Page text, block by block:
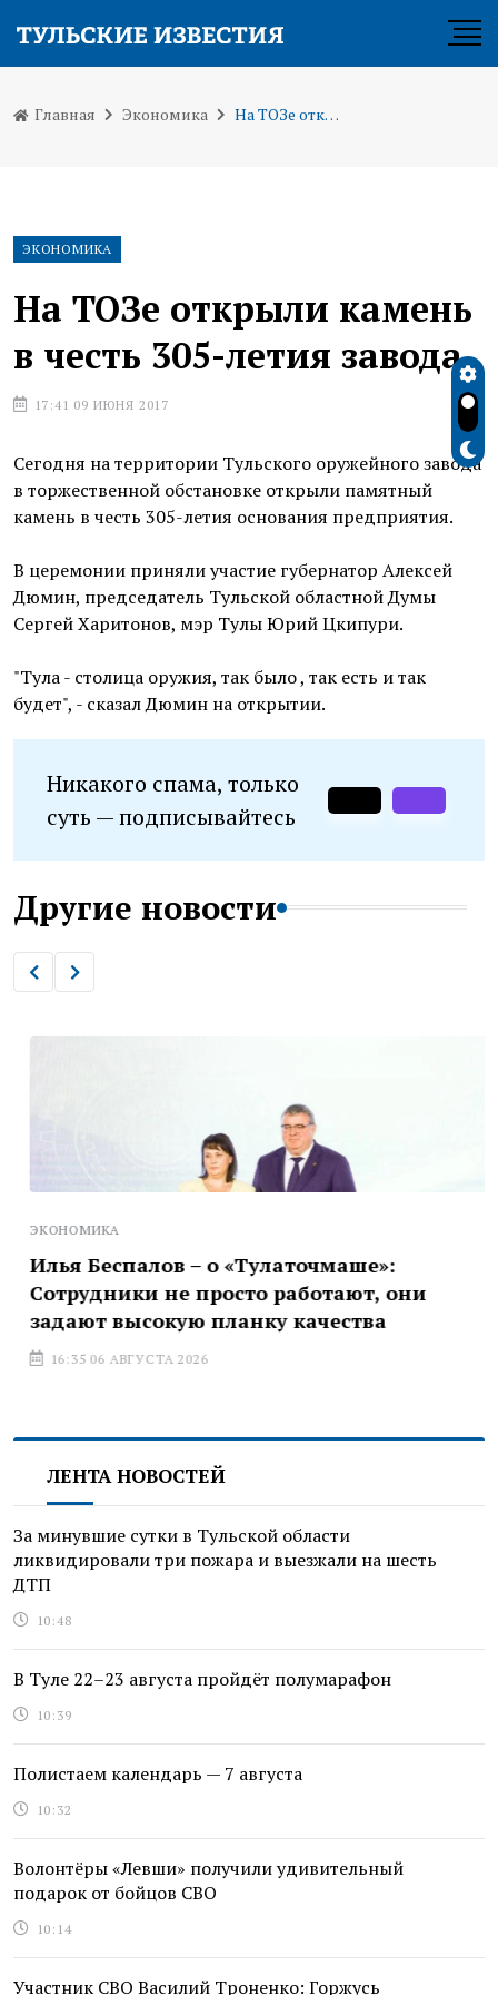
Главная Экономика На ТОЗе открыли камень в честь 305-летия завода
ЭКОНОМИКА
На ТОЗе открыли камень
в честь 305-летия завода
17:41 09 ИЮНЯ 2017
Сегодня на территории Тульского оружейного завода
в торжественной обстановке открыли памятный
камень в честь 305-летия основания предприятия.
В церемонии приняли участие губернатор Алексей
Дюмин, председатель Тульской областной Думы
Сергей Харитонов, мэр Тулы Юрий Цкипури.
"Тула - столица оружия, так было , так есть и так
будет", - сказал Дюмин на открытии.
Никакого спама, только
суть — подписывайтесь
Другие новости
ЭКОНОМИКА
Илья Беспалов – о «Тулаточмаше»:
Сотрудники не просто работают, они
задают высокую планку качества
16:35 06 АВГУСТА 2026
ЛЕНТА НОВОСТЕЙ
За минувшие сутки в Тульской области
ликвидировали три пожара и выезжали на шесть
ДТП
10:48
В Туле 22–23 августа пройдёт полумарафон
10:39
Полистаем календарь — 7 августа
10:32
Волонтёры «Левши» получили удивительный
подарок от бойцов СВО
10:14
Участник СВО Василий Троненко: Горжусь